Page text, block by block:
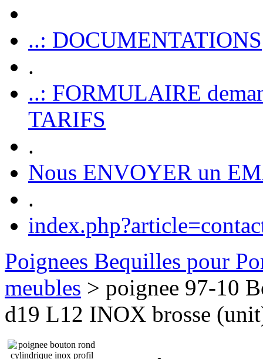
..: DOCUMENTATIONS
.
..: FORMULAIRE
TARIFS
.
Nous ENVOYER un
.
Poignees Bequilles pour
meubles > poignee 97-10
d19 L12 INOX brosse